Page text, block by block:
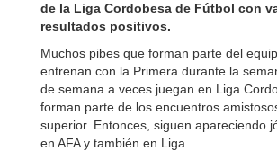
de la Liga Cordobesa de Fútbol con
resultados positivos.
Muchos pibes que forman parte del
entrenan con la Primera durante la
de semana a veces juegan en Liga
forman parte de los encuentros
superior. Entonces, siguen apareciendo
en AFA y también en Liga.